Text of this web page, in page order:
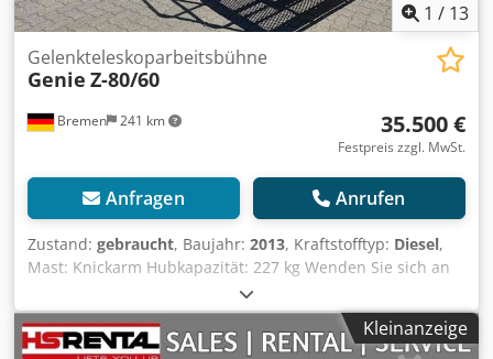
1 / 13
Bremen 241 km
Gelenkteleskoparbeitsbühne
Genie Z-80/60
35.500 €
Festpreis zzgl. MwSt.
Anfragen Anrufen
Zustand: gebraucht, Baujahr: 2013, Kraftstofftyp: Diesel,
Mast: Knickarm Hubkapazität: 227 kg Wenden Sie sich an
Gebrauchtgeräte Center, um weitere Informationen zu
erhalten. Cjdpfx Aaozflnzsterf DE01
Kleinanzeige